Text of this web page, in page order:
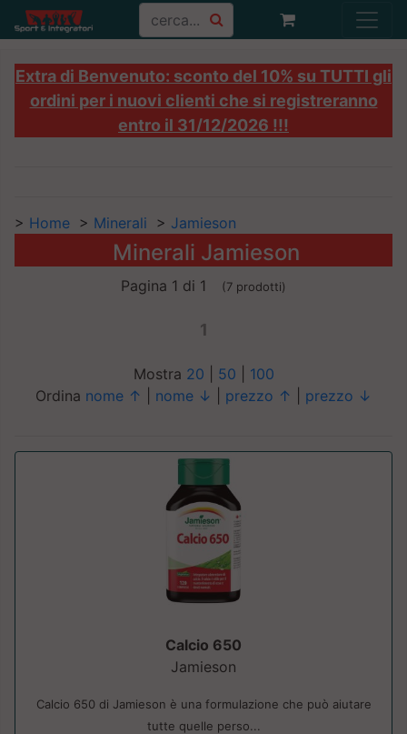
Extra di Benvenuto: sconto del 10% su TUTTI gli
ordini per i nuovi clienti che si registreranno
entro il 31/12/2026 !!!
> Home > Minerali > Jamieson
Minerali Jamieson
Pagina 1 di 1 (7 prodotti)
1
Mostra 20 50
100
Ordina nome ↑ nome ↓ prezzo ↑ prezzo ↓
Calcio 650
Jamieson
Calcio 650 di Jamieson è una formulazione che può aiutare
tutte quelle perso...